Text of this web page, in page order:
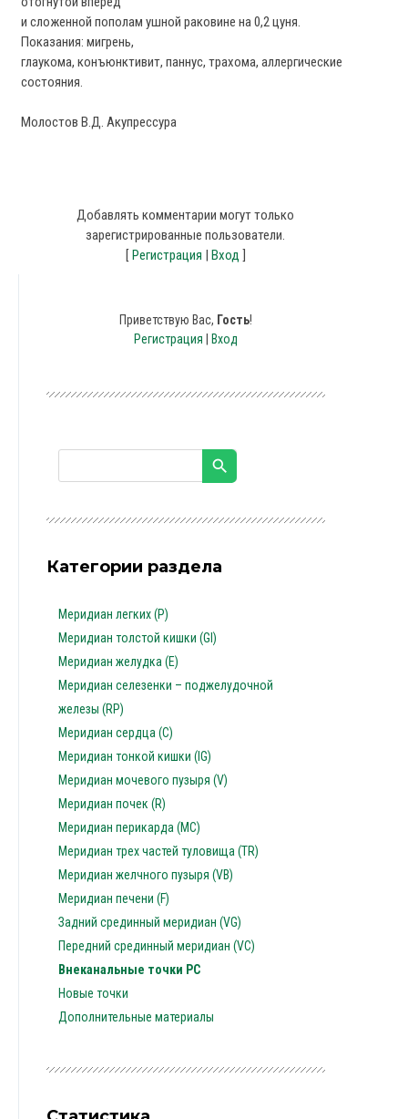
и сложенной пополам ушной раковине на 0,2 цуня.
Показания: мигрень,
глаукома, конъюнктивит, паннус, трахома, аллергические
состояния.
Молостов В.Д. Акупрессура
Добавлять комментарии могут только
зарегистрированные пользователи.
[Регистрация | Вход ]
Приветствую Вас, Гость!
Регистрация
Вход
Категории раздела
Меридиан легких (P)
Меридиан толстой кишки (GI)
Меридиан желудка (E)
Меридиан селезенки – поджелудочной
железы (RP)
Меридиан сердца (C)
Меридиан тонкой кишки (IG)
Меридиан мочевого пузыря (V)
Меридиан почек (R)
Меридиан перикарда (MC)
Меридиан трех частей туловища (TR)
Меридиан желчного пузыря (VB)
Меридиан печени (F)
Задний срединный меридиан (VG)
Передний срединный меридиан (VC)
Внеканальные точки PC
Новые точки
Дополнительные материалы